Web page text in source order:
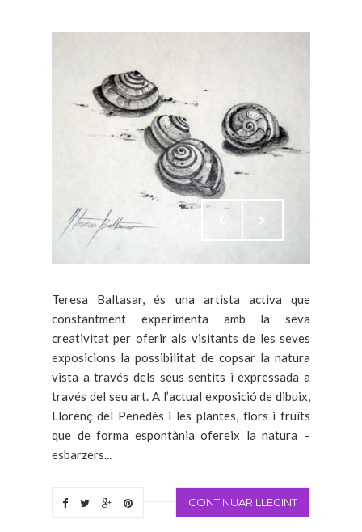
Teresa Baltasar, és una artista activa que
constantment experimenta amb la seva
creativitat per oferir als visitants de les seves
exposicions la possibilitat de copsar la natura
vista a través dels seus sentits i expressada a
través del seu art. A l’actual exposició de dibuix,
Llorenç del Penedès i les plantes, flors i fruïts
que de forma espontània ofereix la natura –
esbarzers...
CONTINUAR LLEGINT